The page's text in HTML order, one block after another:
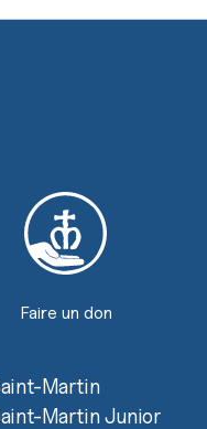
Faire un don
Martin
Martin Junior